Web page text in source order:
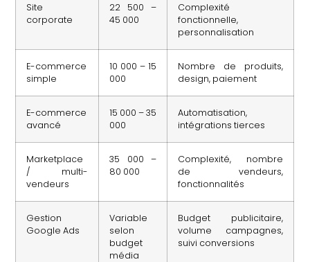
Site
corporate
22 500 –
45 000
Complexité
fonctionnelle,
personnalisation
E-commerce
simple
10 000 – 15
000
Nombre de produits,
design, paiement
E-commerce
avancé
15 000 – 35
000
Automatisation,
intégrations tierces
Marketplace
/ multi-
vendeurs
35 000 –
80 000
Complexité, nombre
de vendeurs,
fonctionnalités
Gestion
Google Ads
Variable
selon
budget
média
Budget publicitaire,
volume campagnes,
suivi conversions